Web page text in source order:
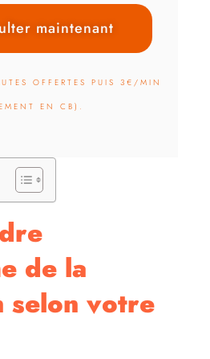
maintenant
OFFERTES PUIS 3€/MIN
EN CB).
de la
selon votre